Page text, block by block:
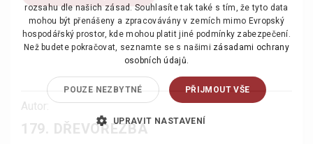
Autor:
179. DŘEVOŘEZBA
rozsahu dle našich zásad. Souhlasíte tak také s tím, že tyto data
mohou být přenášeny a zpracovávány v zemích mimo Evropský
hospodářský prostor, kde mohou platit jiné podmínky zabezpečení.
Než budete pokračovat, seznamte se s našimi zásadami ochrany
osobních údajů.
PŘIJMOUT VŠE
POUZE NEZBYTNÉ
UPRAVIT NASTAVENÍ